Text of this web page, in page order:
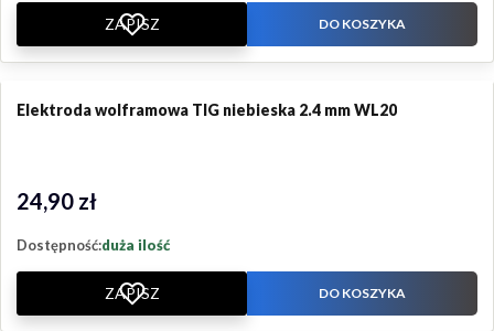
ZAPISZ DO KOSZYKA
Elektroda wolframowa TIG niebieska 2.4 mm WL20
Cena
24,90 zł
Dostępność:duża ilość
ZAPISZ DO KOSZYKA